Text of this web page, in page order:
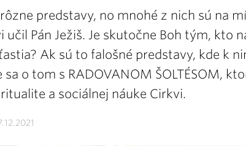
predstavy, no mnohé z nich sú na
učil Pán Ježiš. Je skutočne Boh tým, kto
Ak sú to falošné predstavy, kde k
sa o tom s RADOVANOM ŠOLTÉSOM,
a sociálnej náuke Cirkvi.